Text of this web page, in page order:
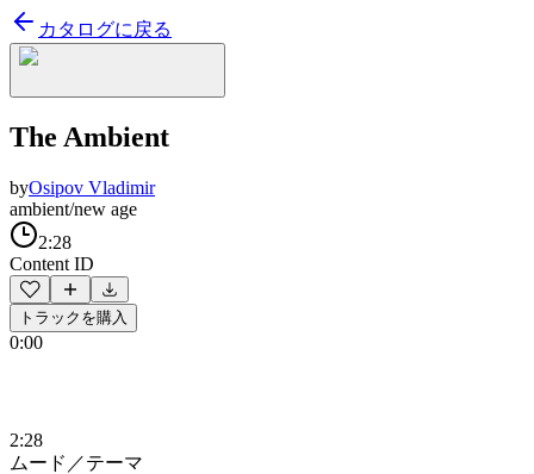
カタログに戻る
The Ambient
byOsipov Vladimir
ambient/new age
2:28
Content ID
トラックを購入
0:00
2:28
ムード／テーマ